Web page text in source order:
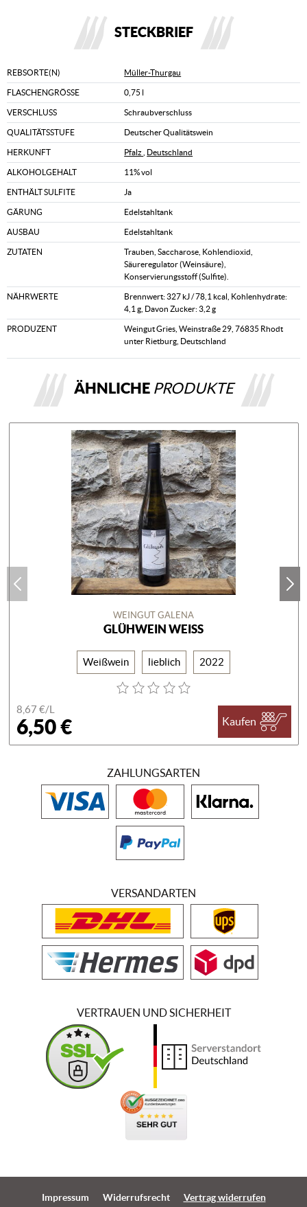
STECKBRIEF
REBSORTE(N) Müller-Thurgau
FLASCHENGRÖSSE 0,75 l
VERSCHLUSS Schraubverschluss
QUALITÄTSSTUFE Deutscher Qualitätswein
HERKUNFT Pfalz Deutschland
ALKOHOLGEHALT 11% vol
ENTHÄLT SULFITE Ja
GÄRUNG Edelstahltank
AUSBAU Edelstahltank
ZUTATEN
Trauben, Saccharose, Kohlendioxid,
Säureregulator (Weinsäure),
Konservierungsstoff (Sulfite).
NÄHRWERTE
Brennwert: 327 kJ / 78,1 kcal, Kohlenhydrate:
4,1 g, Davon Zucker: 3,2 g
PRODUZENT
Weingut Gries, Weinstraße 29, 76835 Rhodt
unter Rietburg, Deutschland
ÄHNLICHE PRODUKTE
WEINGUT GALENA
GLÜHWEIN WEISS
Weißwein lieblich 2022
8,67 €/L
6,50 € Kaufen
ZAHLUNGSARTEN
VERSANDARTEN
VERTRAUEN UND SICHERHEIT
Impressum Widerrufsrecht
Vertrag widerrufen